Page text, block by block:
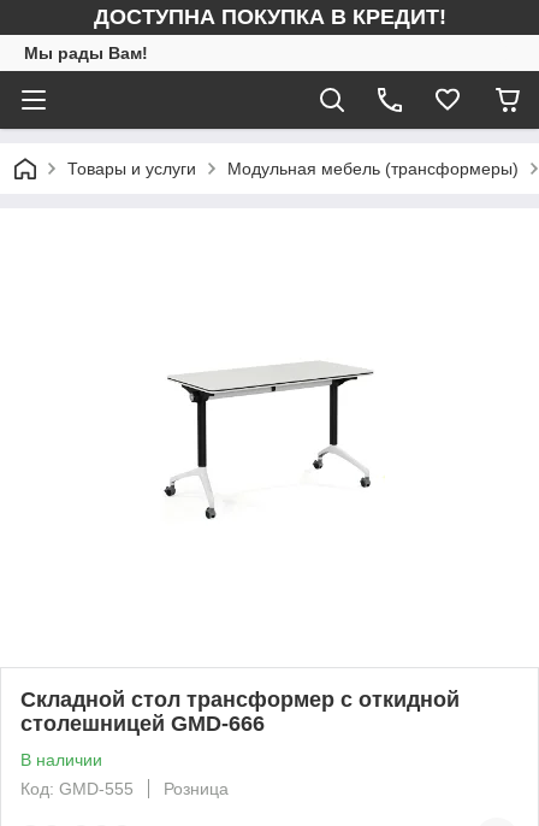
ДОСТУПНА ПОКУПКА В КРЕДИТ!
Мы рады Вам!
Товары и услуги Модульная мебель (трансформеры)
Складной стол трансформер с откидной
столешницей GMD-666
В наличии
Код: GMD-555
Розница